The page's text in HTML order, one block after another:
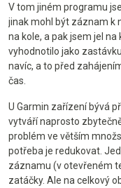
V tom jiném programu
jinak mohl být záznam k
na kole, a pak jsem jel
vyhodnotilo jako
navíc, a to před
čas.
U Garmin zařízení bývá
vytváří naprosto
problém ve větším
potřeba je redukovat.
záznamu (v otevřeném
zatáčky. Ale na celkový